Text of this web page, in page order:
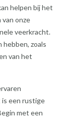
helpen bij het
onze
veerkracht.
zoals
van het
is een rustige
met een